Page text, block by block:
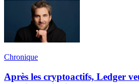
Chronique
Après les cryptoactifs, Ledger